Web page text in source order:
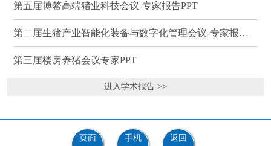
第五届博鳌高端猪业科技会议-专家报告PPT
第二届生猪产业智能化装备与数字化管理会议-专家报告PPT
第三届楼房养猪会议专家PPT
进入学术报告 >>
页面 手机 返回